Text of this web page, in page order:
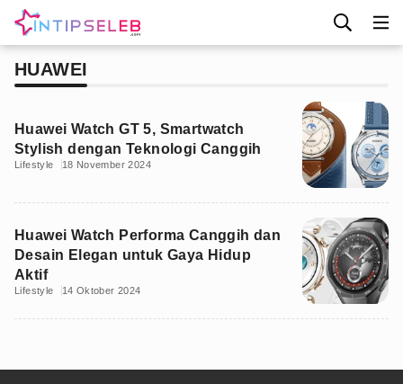
HUAWEI
Huawei Watch GT 5, Smartwatch
Stylish dengan Teknologi Canggih
Lifestyle 18 November 2024
Huawei Watch Performa Canggih dan
Desain Elegan untuk Gaya Hidup
Aktif
Lifestyle 14 Oktober 2024